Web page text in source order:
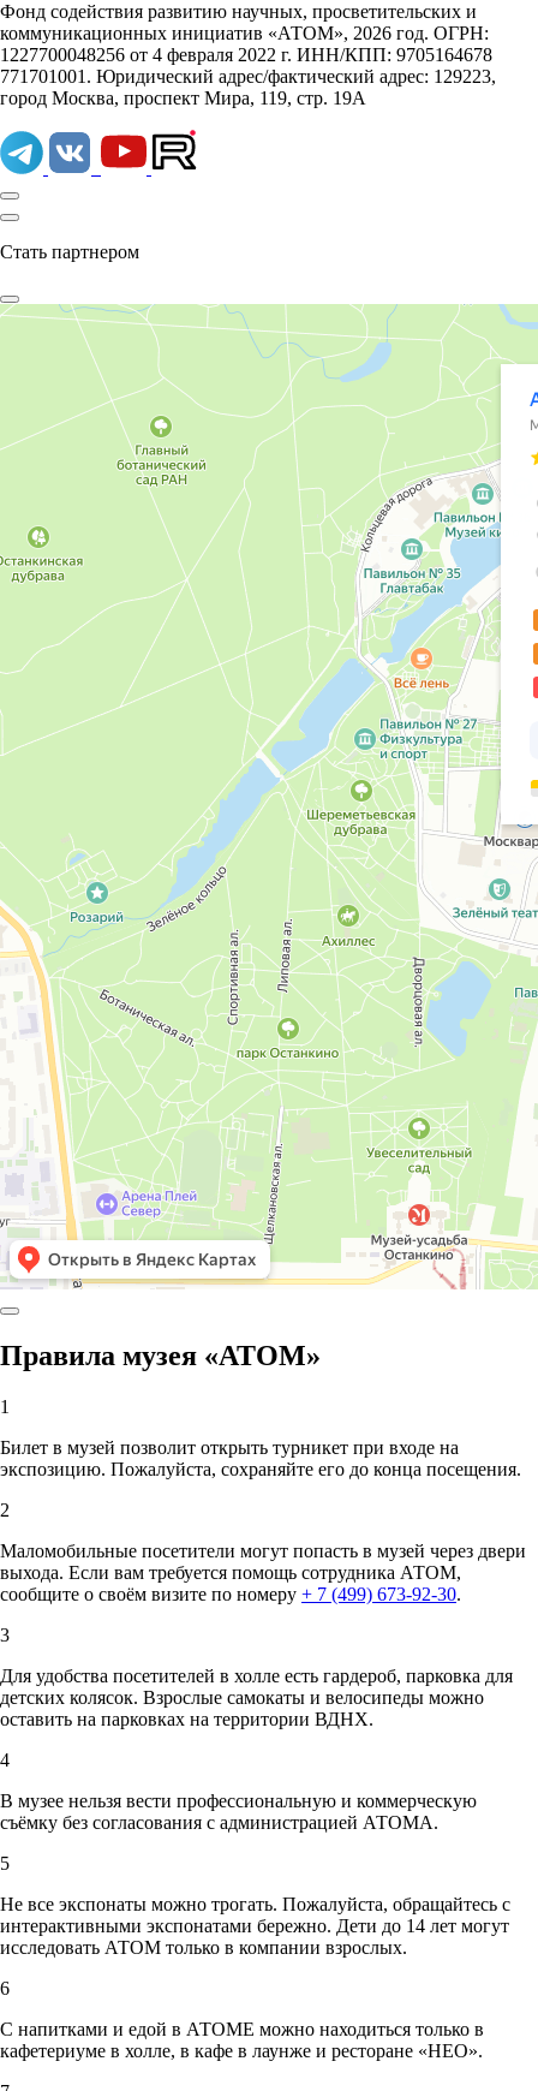
Фонд содействия развитию научных, просветительских и
коммуникационных инициатив «АТОМ», 2026 год. ОГРН:
1227700048256 от 4 февраля 2022 г. ИНН/КПП: 9705164678
771701001. Юридический адрес/фактический адрес: 129223,
город Москва, проспект Мира, 119, стр. 19А
Стать партнером
Правила музея «АТОМ»
1
Билет в музей позволит открыть турникет при входе на
экспозицию. Пожалуйста, сохраняйте его до конца посещения.
2
Маломобильные посетители могут попасть в музей через двери
выхода. Если вам требуется помощь сотрудника АТОМ,
сообщите о своём визите по номеру + 7 (499) 673-92-30.
3
Для удобства посетителей в холле есть гардероб, парковка для
детских колясок. Взрослые самокаты и велосипеды можно
оставить на парковках на территории ВДНХ.
4
В музее нельзя вести профессиональную и коммерческую
съёмку без согласования с администрацией АТОМА.
5
Не все экспонаты можно трогать. Пожалуйста, обращайтесь с
интерактивными экспонатами бережно. Дети до 14 лет могут
исследовать АТОМ только в компании взрослых.
6
С напитками и едой в АТОМЕ можно находиться только в
кафетериуме в холле, в кафе в лаунже и ресторане «НЕО».